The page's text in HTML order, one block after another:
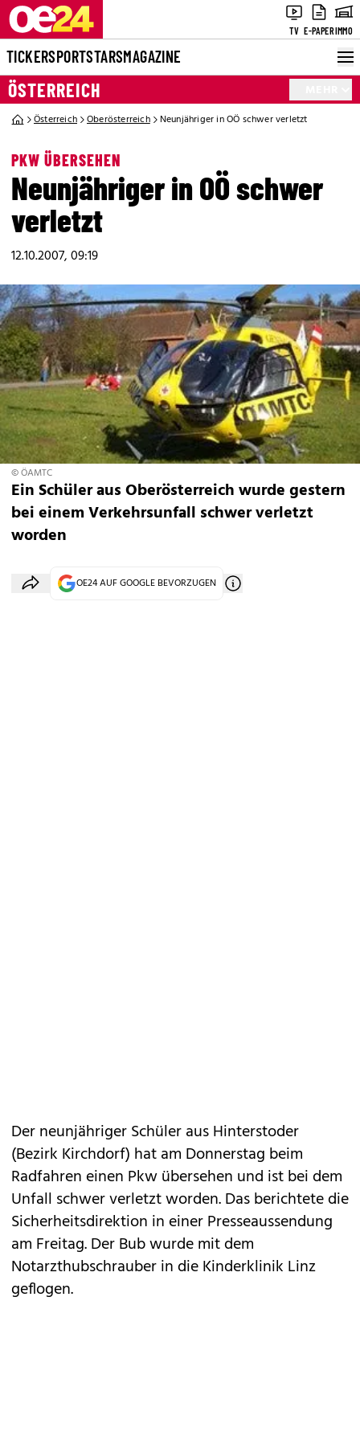
TV E-PAPERIMMO
TICKERSPORTSTARSMAGAZINE
ÖSTERREICH
Österreich Oberösterreich Neunjähriger in OÖ schwer verletzt
PKW ÜBERSEHEN
Neunjähriger in OÖ schwer
verletzt
12.10.2007, 09:19
© ÖAMTC
Ein Schüler aus Oberösterreich wurde gestern
bei einem Verkehrsunfall schwer verletzt
worden
OE24 AUF GOOGLE BEVORZUGEN
Der neunjähriger Schüler aus Hinterstoder
(Bezirk Kirchdorf) hat am Donnerstag beim
Radfahren einen Pkw übersehen und ist bei dem
Unfall schwer verletzt worden. Das berichtete die
Sicherheitsdirektion in einer Presseaussendung
am Freitag. Der Bub wurde mit dem
Notarzthubschrauber in die Kinderklinik Linz
geflogen.